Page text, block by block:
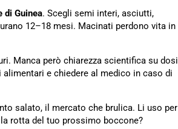
di Guinea. Scegli semi interi, asciutti,
12–18 mesi. Macinati perdono vita in
Manca però chiarezza scientifica su dosi
e chiedere al medico in caso di
salato, il mercato che brulica. Li uso per
rotta del tuo prossimo boccone?